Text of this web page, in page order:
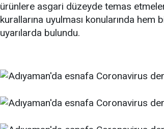
ürünlere asgari düzeyde temas
kurallarına uyulması konularında hem
uyarılarda bulundu.